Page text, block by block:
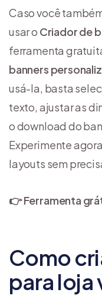
Caso você
usar o Criador de
ferramenta
banners
usá-la, basta
texto, ajustar as
o download do
Experimente
layouts sem
👉 Ferramenta
Como
para loja